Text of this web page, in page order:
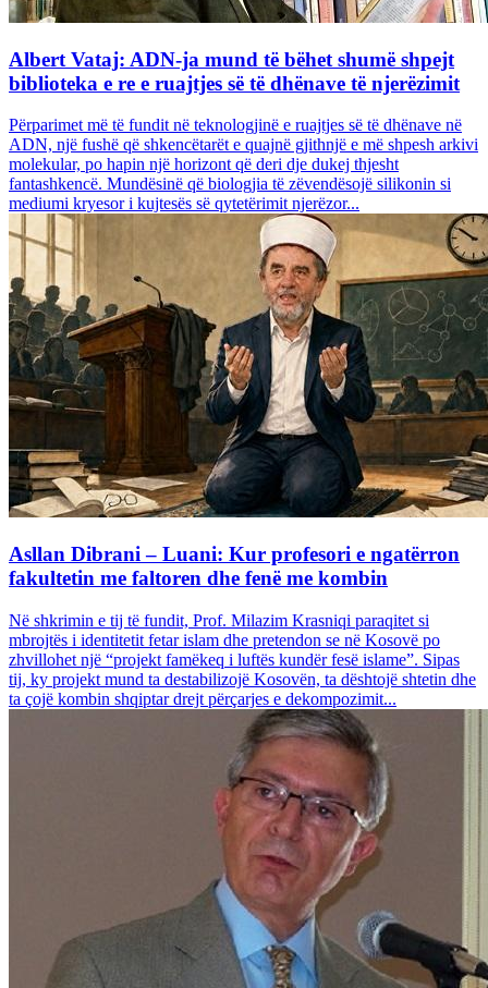
Albert Vataj: ADN-ja mund të bëhet shumë shpejt
biblioteka e re e ruajtjes së të dhënave të njerëzimit
Përparimet më të fundit në teknologjinë e ruajtjes së të dhënave në
ADN, një fushë që shkencëtarët e quajnë gjithnjë e më shpesh arkivi
molekular, po hapin një horizont që deri dje dukej thjesht
fantashkencë. Mundësinë që biologjia të zëvendësojë silikonin si
mediumi kryesor i kujtesës së qytetërimit njerëzor...
Asllan Dibrani – Luani: Kur profesori e ngatërron
fakultetin me faltoren dhe fenë me kombin
Në shkrimin e tij të fundit, Prof. Milazim Krasniqi paraqitet si
mbrojtës i identitetit fetar islam dhe pretendon se në Kosovë po
zhvillohet një “projekt famëkeq i luftës kundër fesë islame”. Sipas
tij, ky projekt mund ta destabilizojë Kosovën, ta dështojë shtetin dhe
ta çojë kombin shqiptar drejt përçarjes e dekompozimit...